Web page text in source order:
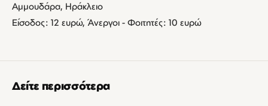
Αμμουδάρα, Ηράκλειο
Είσοδος: 12 ευρώ, Άνεργοι - Φοιτητές: 10 ευρώ
Δείτε περισσότερα